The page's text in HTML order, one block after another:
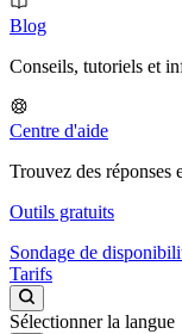
Blog
Conseils, tutoriels et
Centre d'aide
Trouvez des réponses
Outils gratuits
Sondage de
Tarifs
Sélectionner la langue